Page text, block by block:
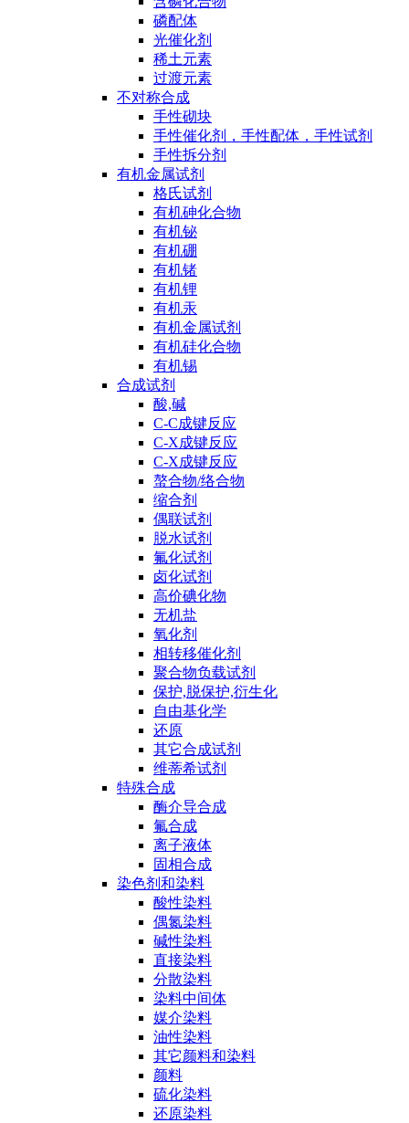
磷配体
光催化剂
稀土元素
过渡元素
不对称合成
手性砌块
手性催化剂，手性配体，手性试剂
手性拆分剂
有机金属试剂
格氏试剂
有机砷化合物
有机铋
有机硼
有机锗
有机锂
有机汞
有机金属试剂
有机硅化合物
有机锡
合成试剂
酸,碱
C-C成键反应
C-X成键反应
C-X成键反应
螯合物/络合物
缩合剂
偶联试剂
脱水试剂
氟化试剂
卤化试剂
高价碘化物
无机盐
氧化剂
相转移催化剂
聚合物负载试剂
保护,脱保护,衍生化
自由基化学
还原
其它合成试剂
维蒂希试剂
特殊合成
酶介导合成
氟合成
离子液体
固相合成
染色剂和染料
酸性染料
偶氮染料
碱性染料
直接染料
分散染料
染料中间体
媒介染料
油性染料
其它颜料和染料
颜料
硫化染料
还原染料